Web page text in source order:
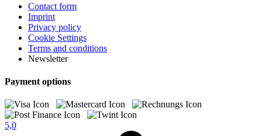
Contact form
Imprint
Privacy policy
Cookie Settings
Terms and conditions
Newsletter
Payment options
5,0